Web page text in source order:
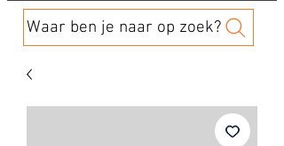
Waar ben je naar op zoek?